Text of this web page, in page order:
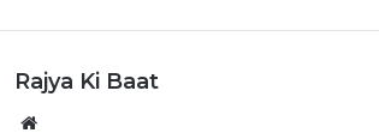
Rajya Ki Baat